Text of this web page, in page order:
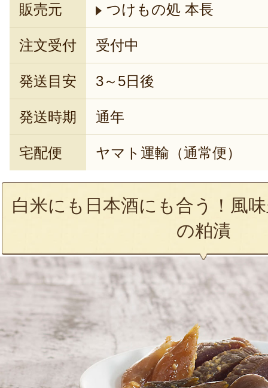
販売元 つけもの処 本長
注文受付 受付中
発送目安 3～5日後
発送時期 通年
宅配便 ヤマト運輸（通常便）
白米にも日本酒にも合う！風
の粕漬